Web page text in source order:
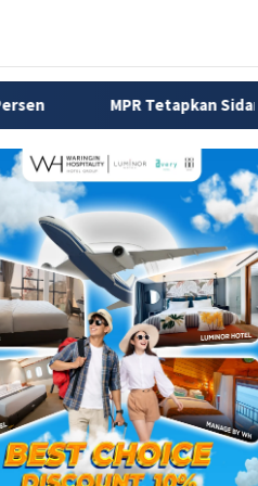
Sidang Tahunan Digelar